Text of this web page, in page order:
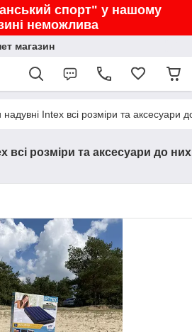
спорт" у нашому
неможлива
магазин
Intex всі розміри та аксесуари
всі розміри та аксесуари до них